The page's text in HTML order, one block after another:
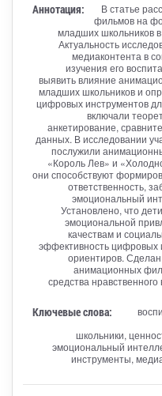
Аннотация:
В статье
фильмов на
младших школьников
Актуальность
медиаконтента в
изучения его
выявить влияние
младших школьников и
цифровых инструментов
включали
анкетирование,
данных. В исследовании
послужили
«Король Лев» и
они способствуют
ответственность,
эмоциональный
Установлено, что
эмоциональной
качествам и
эффективность цифровых
ориентиров.
анимационных
средства
Ключевые слова:
школьники,
эмоциональный
инструменты,